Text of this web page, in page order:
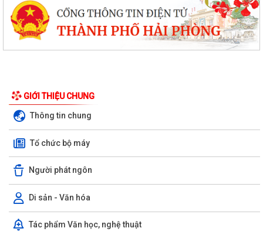
GIỚI THIỆU CHUNG
Thông tin chung
Tổ chức bộ máy
Người phát ngôn
Di sản - Văn hóa
Tác phẩm Văn học, nghệ thuật